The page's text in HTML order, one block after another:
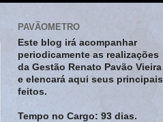
PAVÃOMETRO
Este blog irá acompanhar
periodicamente as realizações
da Gestão Renato Pavão Vieira
e elencará aqui seus principais
feitos.
Tempo no Cargo: 93 dias.